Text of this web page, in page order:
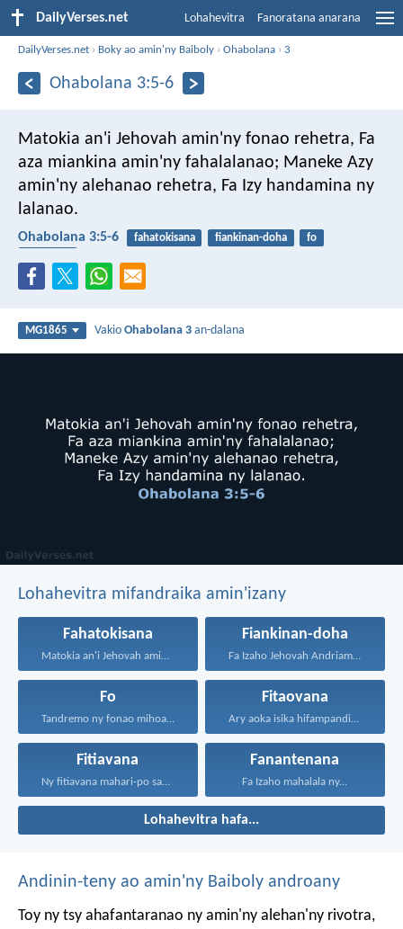
DailyVerses.net Lohahevitra Fanoratana anarana
DailyVerses.net › Boky ao amin'ny Baiboly ›Ohabolana ›3
Ohabolana 3:5-6
Matokia an'i Jehovah amin'ny fonao rehetra, Fa
aza miankina amin'ny fahalalanao; Maneke Azy
amin'ny alehanao rehetra, Fa Izy handamina ny
lalanao.
Ohabolana 3:5-6 fahatokisana fiankinan-doha
fo
MG1865 VakioOhabolana 3 an-dalana
Lohahevitra mifandraika amin'izany
Fahatokisana
Matokia an'i Jehovah amin'ny...
Fiankinan-doha
Fa Izaho Jehovah Andriamanitrao...
Fo
Tandremo ny fonao mihoatra...
Fitaovana
Ary aoka isika hifampandinika...
Fitiavana
Ny fitiavana mahari-po sady...
Fanantenana
Fa Izaho mahalala ny...
Lohahevitra hafa...
Andinin-teny ao amin'ny Baiboly androany
Toy ny tsy ahafantaranao ny amin'ny alehan'ny rivotra,